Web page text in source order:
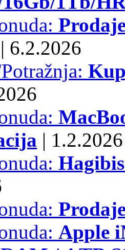
| 6.2.2026
| 1.2.2026
Apple